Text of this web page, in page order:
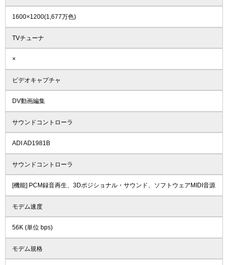
1600×1200(1,677万色)
TVチューナ
×
ビデオキャプチャ
DV動画編集
サウンドコントローラ
ADI AD1981B
サウンドコントローラ
[機能] PCM録音再生、3Dポジショナル・サウンド、ソフトウェアMIDI音源
モデム速度
56K (単位 bps)
モデム規格